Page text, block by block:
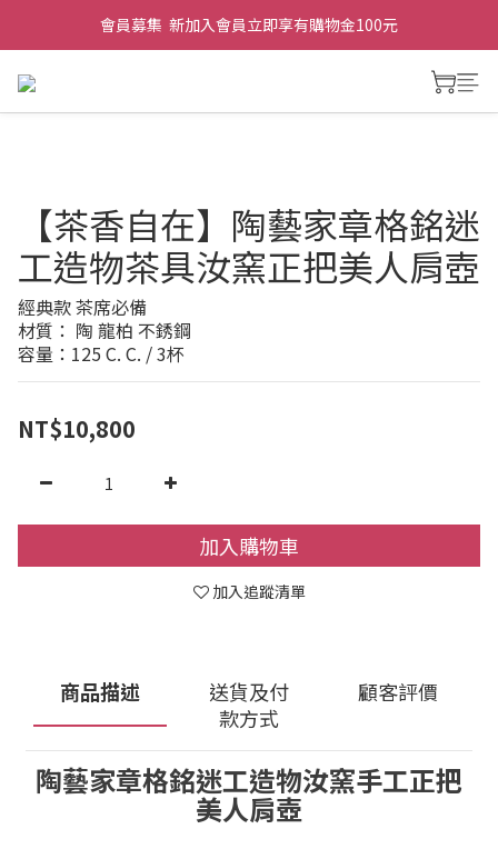
會員募集  新加入會員立即享有購物金100元
【茶香自在】陶藝家章格銘迷
工造物茶具汝窯正把美人肩壺
經典款 茶席必備
材質： 陶 龍柏 不銹鋼
容量：125 C. C. / 3杯
NT$10,800
加入購物車
加入追蹤清單
商品描述
送貨及付
款方式
顧客評價
陶藝家章格銘迷工造物汝窯手工正把
美人肩壺